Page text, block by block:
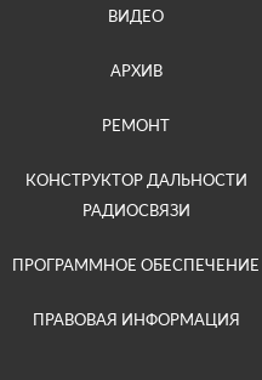
ВИДЕО
АРХИВ
РЕМОНТ
КОНСТРУКТОР ДАЛЬНОСТИ
РАДИОСВЯЗИ
ПРОГРАММНОЕ ОБЕСПЕЧЕНИЕ
ПРАВОВАЯ ИНФОРМАЦИЯ